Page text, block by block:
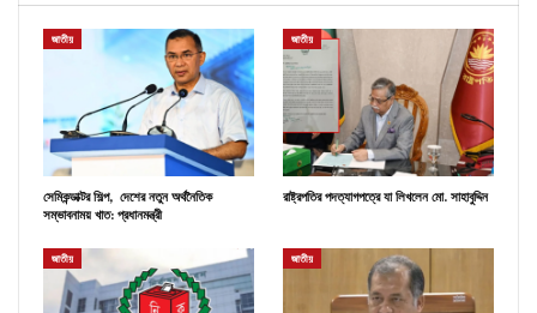
জাতীয়
সেমিকন্ডাক্টর শিল্প, দেশের নতুন অর্থনৈতিক
সম্ভাবনাময় খাত: প্রধানমন্ত্রী
জাতীয়
রাষ্ট্রপতির পদত্যাগপত্রে যা লিখলেন মো. সাহাবুদ্দিন
জাতীয় জাতীয়